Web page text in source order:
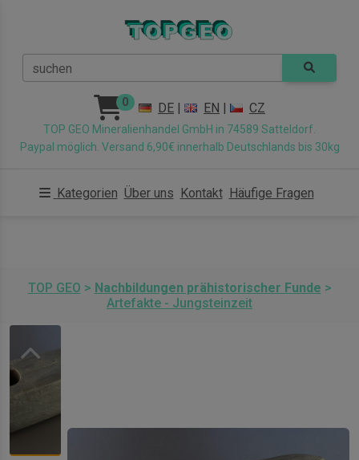
suchen
0 DE | EN | CZ
TOP GEO Mineralienhandel GmbH in 74589 Satteldorf.
Paypal möglich. Versand 6,90€ innerhalb Deutschlands bis 30kg
Kategorien Über uns Kontakt Häufige Fragen
TOP GEO > Nachbildungen prähistorischer Funde >
Artefakte - Jungsteinzeit